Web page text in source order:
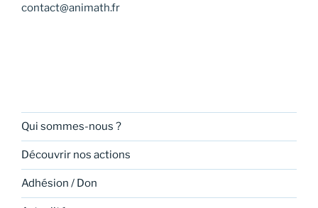
contact@animath.fr
Qui sommes-nous ?
Découvrir nos actions
Adhésion / Don